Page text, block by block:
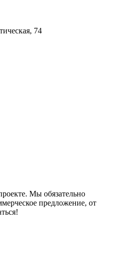
74
Мы обязательно
предложение, от